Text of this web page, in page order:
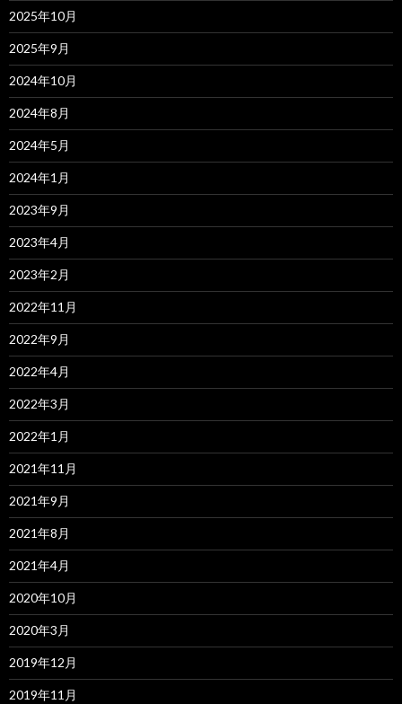
2025年10月
2025年9月
2024年10月
2024年8月
2024年5月
2024年1月
2023年9月
2023年4月
2023年2月
2022年11月
2022年9月
2022年4月
2022年3月
2022年1月
2021年11月
2021年9月
2021年8月
2021年4月
2020年10月
2020年3月
2019年12月
2019年11月